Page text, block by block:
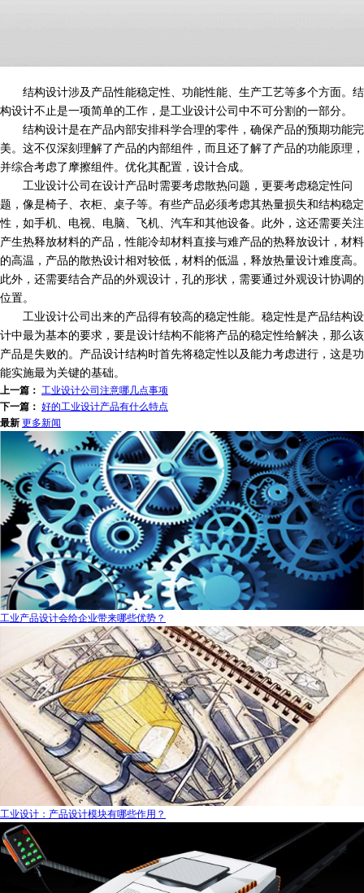
结构设计涉及产品性能稳定性、功能性能、生产工艺等多个方面。结
构设计不止是一项简单的工作，是工业设计公司中不可分割的一部分。
结构设计是在产品内部安排科学合理的零件，确保产品的预期功能完
美。这不仅深刻理解了产品的内部组件，而且还了解了产品的功能原理，
并综合考虑了摩擦组件。优化其配置，设计合成。
工业设计公司在设计产品时需要考虑散热问题，更要考虑稳定性问
题，像是椅子、衣柜、桌子等。有些产品必须考虑其热量损失和结构稳定
性，如手机、电视、电脑、飞机、汽车和其他设备。此外，这还需要关注
产生热释放材料的产品，性能冷却材料直接与难产品的热释放设计，材料
的高温，产品的散热设计相对较低，材料的低温，释放热量设计难度高。
此外，还需要结合产品的外观设计，孔的形状，需要通过外观设计协调的
位置。
工业设计公司出来的产品得有较高的稳定性能。稳定性是产品结构设
计中最为基本的要求，要是设计结构不能将产品的稳定性给解决，那么该
产品是失败的。产品设计结构时首先将稳定性以及能力考虑进行，这是功
能实施最为关键的基础。
上一篇： 工业设计公司注意哪几点事项
下一篇： 好的工业设计产品有什么特点
最新更多新闻
工业产品设计会给企业带来哪些优势？
工业设计：产品设计模块有哪些作用？